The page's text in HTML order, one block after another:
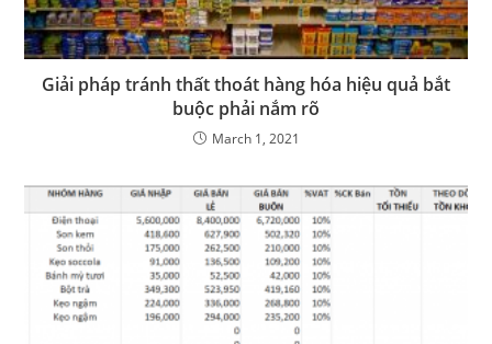
Giải pháp tránh thất thoát hàng hóa hiệu quả bắt
buộc phải nắm rõ
March 1, 2021